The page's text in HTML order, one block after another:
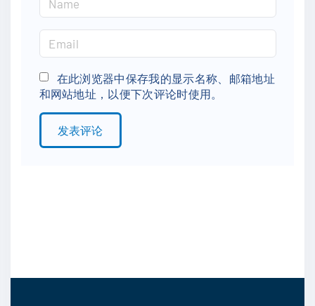
a
e
*
m
a
i
l
在此浏览器中保存我的显示名称、邮箱地址
和网站地址，以便下次评论时使用。